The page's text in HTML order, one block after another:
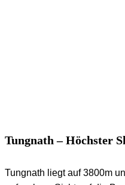
Tungnath – Höchster
Tungnath liegt auf 3800m